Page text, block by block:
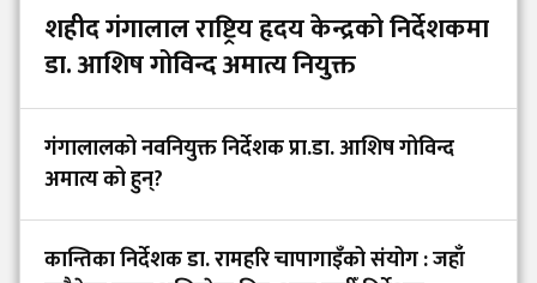
शहीद गंगालाल राष्ट्रिय हृदय केन्द्रको निर्देशकमा
डा. आशिष गोविन्द अमात्य नियुक्त
गंगालालको नवनियुक्त निर्देशक प्रा.डा. आशिष गोविन्द
अमात्य को हुन्?
कान्तिका निर्देशक डा. रामहरि चापागाइँको संयोग : जहाँ